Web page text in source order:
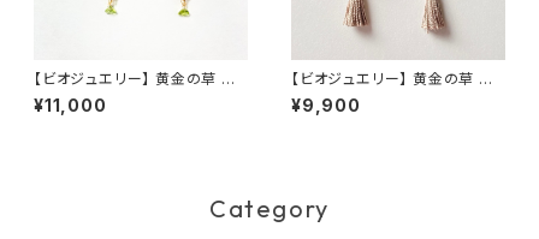
【ビオジュエリー】 黄金の草 カッ
ピンドウラード イヤーカフ リ
ーフ ペリドット
¥11,000
【ビオジュエリー】 黄金の草 カッ
ピンドウラード ピアス&イヤリ
ング 直結リーフタッセルグレイ
¥9,900
Category